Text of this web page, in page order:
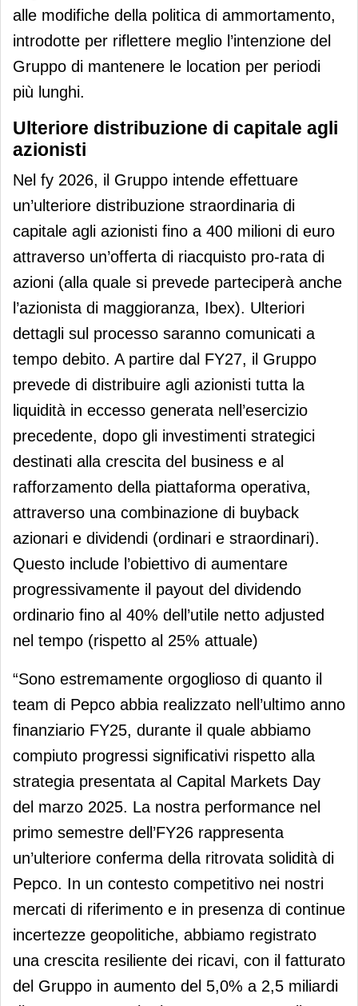
alle modifiche della politica di ammortamento,
introdotte per riflettere meglio l’intenzione del
Gruppo di mantenere le location per periodi
più lunghi.
Ulteriore distribuzione di capitale agli
azionisti
Nel fy 2026, il Gruppo intende effettuare
un’ulteriore distribuzione straordinaria di
capitale agli azionisti fino a 400 milioni di euro
attraverso un’offerta di riacquisto pro-rata di
azioni (alla quale si prevede parteciperà anche
l’azionista di maggioranza, Ibex). Ulteriori
dettagli sul processo saranno comunicati a
tempo debito. A partire dal FY27, il Gruppo
prevede di distribuire agli azionisti tutta la
liquidità in eccesso generata nell’esercizio
precedente, dopo gli investimenti strategici
destinati alla crescita del business e al
rafforzamento della piattaforma operativa,
attraverso una combinazione di buyback
azionari e dividendi (ordinari e straordinari).
Questo include l’obiettivo di aumentare
progressivamente il payout del dividendo
ordinario fino al 40% dell’utile netto adjusted
nel tempo (rispetto al 25% attuale)
“Sono estremamente orgoglioso di quanto il
team di Pepco abbia realizzato nell’ultimo anno
finanziario FY25, durante il quale abbiamo
compiuto progressi significativi rispetto alla
strategia presentata al Capital Markets Day
del marzo 2025. La nostra performance nel
primo semestre dell’FY26 rappresenta
un’ulteriore conferma della ritrovata solidità di
Pepco. In un contesto competitivo nei nostri
mercati di riferimento e in presenza di continue
incertezze geopolitiche, abbiamo registrato
una crescita resiliente dei ricavi, con il fatturato
del Gruppo in aumento del 5,0% a 2,5 miliardi